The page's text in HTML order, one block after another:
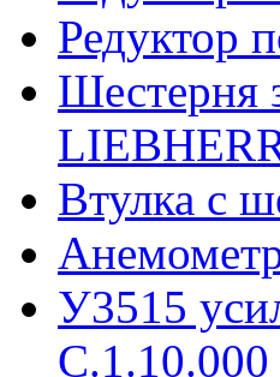
Редуктор
Шестерня
Втулка с
У3515
С.1.10.000